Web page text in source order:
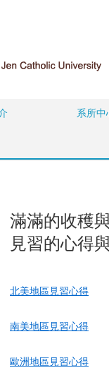
系所中
滿滿的收穫
見習的心得
北美地區見習心得
南美地區見習心得
歐洲地區見習心得